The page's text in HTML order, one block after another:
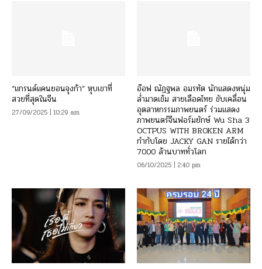
“แกรนด์แคนยอนจุงก้า” หุบเขาที่
สวยที่สุดในจีน
27/09/2025 | 10:29 am
อ๊อฟ ณัฏฐพล อมรทัต นักแสดงหนุ่ม
ล่ำมาดเข้ม สายเลือดไทย ขับเคลื่อน
อุตสาหกรรมภาพยนตร์ ร่วมแสดง
ภาพยนตร์จีนฟอร์มยักษ์ Wu Sha 3
OCTPUS WITH BROKEN ARM
กำกับโดย JACKY GAN รายได้กว่า
7000 ล้านบาททั่วโลก
06/10/2025 | 2:40 pm